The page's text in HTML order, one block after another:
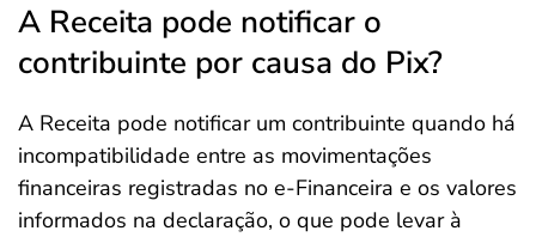
A Receita pode notificar o
contribuinte por causa do Pix?
A Receita pode notificar um contribuinte quando há
incompatibilidade entre as movimentações
financeiras registradas no e-Financeira e os valores
informados na declaração, o que pode levar à